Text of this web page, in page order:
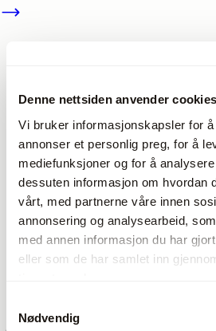
Denne nettsiden anvender cookies
Vi bruker informasjonskapsler for
annonser et personlig preg, for å
mediefunksjoner og for å
dessuten informasjon om hvordan
vårt, med partnerne våre innen
annonsering og analysearbeid,
med annen informasjon du har
eller som de har samlet inn
Nødvendig